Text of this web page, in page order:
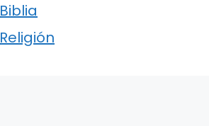
Biblia
Religión